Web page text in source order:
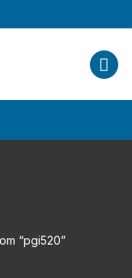
“pgi520”